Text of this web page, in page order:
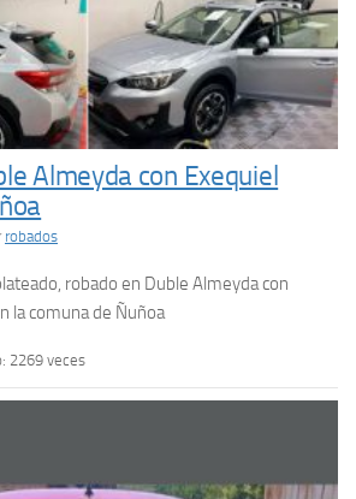
Almeyda con Exequiel
robados
robado en Duble Almeyda con
la comuna de Ñuñoa
2269 veces